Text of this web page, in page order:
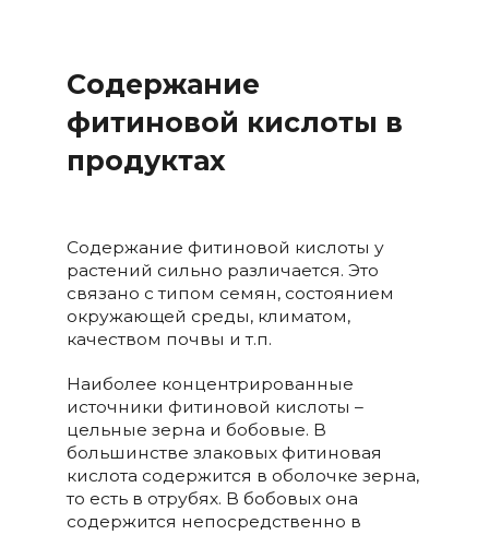
Содержание
фитиновой кислоты в
продуктах
Содержание фитиновой кислоты у
растений сильно различается. Это
связано с типом семян, состоянием
окружающей среды, климатом,
качеством почвы и т.п.
Наиболее концентрированные
источники фитиновой кислоты –
цельные зерна и бобовые. В
большинстве злаковых фитиновая
кислота содержится в оболочке зерна,
то есть в отрубях. В бобовых она
содержится непосредственно в